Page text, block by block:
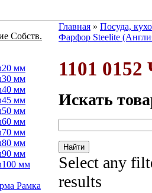
Собств.
мм
мм
мм
мм
мм
мм
мм
мм
мм
мм
Рамка
Вы здесь
Главная » Посуда,
Фарфор Steelite
1101
Искать
Select any
results